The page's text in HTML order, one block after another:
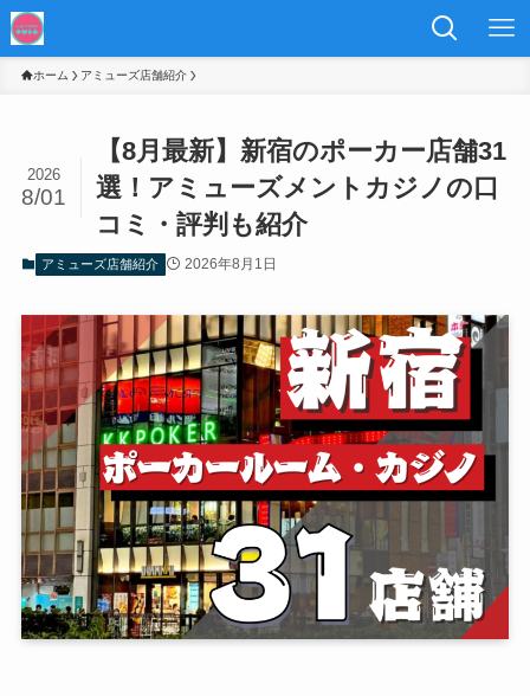
ホーム アミューズ店舗紹介
【8月最新】新宿のポーカー店舗31
選！アミューズメントカジノの口
コミ・評判も紹介
2026
8/01
アミューズ店舗紹介 2026年8月1日